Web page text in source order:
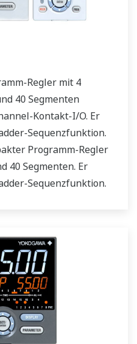
Regler mit 4
40 Segmenten
Kontakt-I/O. Er
Sequenzfunktion.
Programm-Regler
40 Segmenten. Er
Sequenzfunktion.